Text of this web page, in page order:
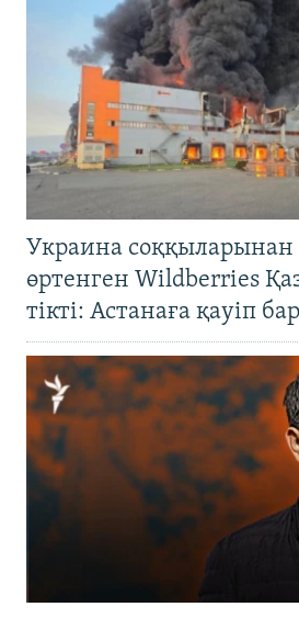
Украина
өртенген Wildberries
тікті: Астанаға қауіп